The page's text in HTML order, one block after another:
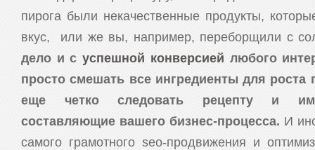
пирога были некачественные продукты,
вкус, или же вы, например, переборщили с
дело и суспешной конверсией любого
просто смешать все ингредиенты для роста
еще четко следовать рецепту и
составляющие вашего бизнес-процесса. И
самого грамотного seo-продвижения и